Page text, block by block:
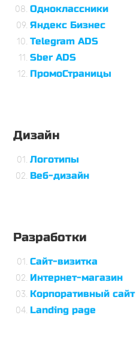
Одноклассники
Яндекс Бизнес
Telegram ADS
Sber ADS
ПромоСтраницы
Дизайн
Логотипы
Веб-дизайн
Разработки
Сайт-визитка
Интернет-магазин
Корпоративный сайт
Landing page